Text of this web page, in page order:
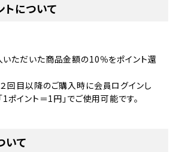
トについて
いただいた商品金額の10％をポイント還
２回目以降のご購入時に会員ログインし
1ポイント＝1円」でご使用可能です。
いて